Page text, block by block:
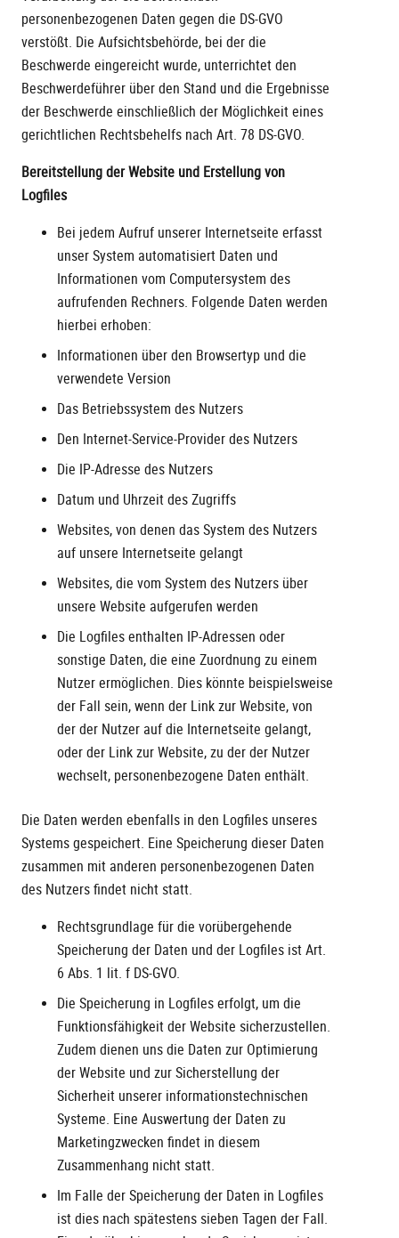
personenbezogenen Daten gegen die DS-GVO
verstößt. Die Aufsichtsbehörde, bei der die
Beschwerde eingereicht wurde, unterrichtet den
Beschwerdeführer über den Stand und die Ergebnisse
der Beschwerde einschließlich der Möglichkeit eines
gerichtlichen Rechtsbehelfs nach Art. 78 DS-GVO.
Bereitstellung der Website und Erstellung von
Logfiles
Bei jedem Aufruf unserer Internetseite erfasst
unser System automatisiert Daten und
Informationen vom Computersystem des
aufrufenden Rechners. Folgende Daten werden
hierbei erhoben:
Informationen über den Browsertyp und die
verwendete Version
Das Betriebssystem des Nutzers
Den Internet-Service-Provider des Nutzers
Die IP-Adresse des Nutzers
Datum und Uhrzeit des Zugriffs
Websites, von denen das System des Nutzers
auf unsere Internetseite gelangt
Websites, die vom System des Nutzers über
unsere Website aufgerufen werden
Die Logfiles enthalten IP-Adressen oder
sonstige Daten, die eine Zuordnung zu einem
Nutzer ermöglichen. Dies könnte beispielsweise
der Fall sein, wenn der Link zur Website, von
der der Nutzer auf die Internetseite gelangt,
oder der Link zur Website, zu der der Nutzer
wechselt, personenbezogene Daten enthält.
Die Daten werden ebenfalls in den Logfiles unseres
Systems gespeichert. Eine Speicherung dieser Daten
zusammen mit anderen personenbezogenen Daten
des Nutzers findet nicht statt.
Rechtsgrundlage für die vorübergehende
Speicherung der Daten und der Logfiles ist Art.
6 Abs. 1 lit. f DS-GVO.
Die Speicherung in Logfiles erfolgt, um die
Funktionsfähigkeit der Website sicherzustellen.
Zudem dienen uns die Daten zur Optimierung
der Website und zur Sicherstellung der
Sicherheit unserer informationstechnischen
Systeme. Eine Auswertung der Daten zu
Marketingzwecken findet in diesem
Zusammenhang nicht statt.
Im Falle der Speicherung der Daten in Logfiles
ist dies nach spätestens sieben Tagen der Fall.